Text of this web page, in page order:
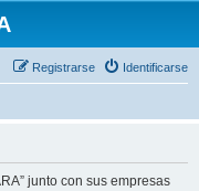
Identificarse
Registrarse
junto con sus empresas